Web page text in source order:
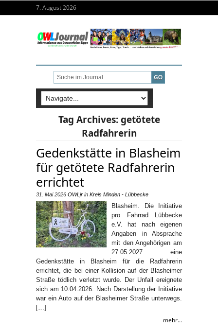
7. August 2026
Tag Archives:getötete
Radfahrerin
Gedenkstätte in Blasheim
für getötete Radfahrerin
errichtet
31. Mai 2026 OWLjr in Kreis Minden - Lübbecke
Blasheim. Die Initiative
pro Fahrrad Lübbecke
e.V. hat nach eigenen
Angaben in Absprache
mit den Angehörigen am
27.05.2027 eine
Gedenkstätte in Blasheim für die Radfahrerin
errichtet, die bei einer Kollision auf der Blasheimer
Straße tödlich verletzt wurde. Der Unfall ereignete
sich am 10.04.2026. Nach Darstellung der Initiative
war ein Auto auf der Blasheimer Straße unterwegs.
[…]
mehr...